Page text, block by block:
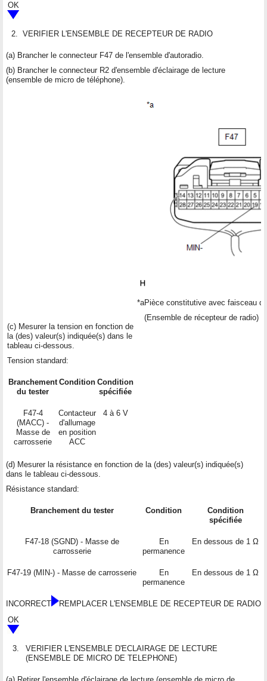
OK
2. VERIFIER L'ENSEMBLE DE RECEPTEUR DE RADIO
(a) Brancher le connecteur F47 de l'ensemble d'autoradio.
(b) Brancher le connecteur R2 d'ensemble d'éclairage de lecture
(ensemble de micro de téléphone).
(c) Mesurer la tension en fonction de
la (des) valeur(s) indiquée(s) dans le
tableau ci-dessous.
Tension standard:
Branchement
du tester
Condition Condition
spécifiée
F47-4
(MACC) -
Masse de
carrosserie
Contacteur
d'allumage
en position
ACC
4 à 6 V
*aPièce constitutive avec faisceau
(Ensemble de récepteur de radio)
(d) Mesurer la résistance en fonction de la (des) valeur(s) indiquée(s)
dans le tableau ci-dessous.
Résistance standard:
Branchement du tester Condition
Condition
spécifiée
F47-18 (SGND) - Masse de
carrosserie
En
permanence
En dessous de 1 Ω
F47-19 (MIN-) - Masse de carrosserie
En
permanence
En dessous de 1 Ω
INCORRECT
REMPLACER L'ENSEMBLE DE RECEPTEUR DE RADIO
OK
3.
VERIFIER L'ENSEMBLE D'ECLAIRAGE DE LECTURE
(ENSEMBLE DE MICRO DE TELEPHONE)